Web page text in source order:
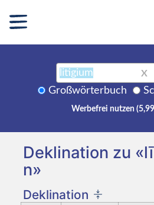
X
Großwörterbuch
Werbefrei nutzen
Deklination zu
n»
Deklination